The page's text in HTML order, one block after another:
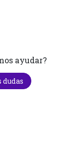
ayudar?
dudas